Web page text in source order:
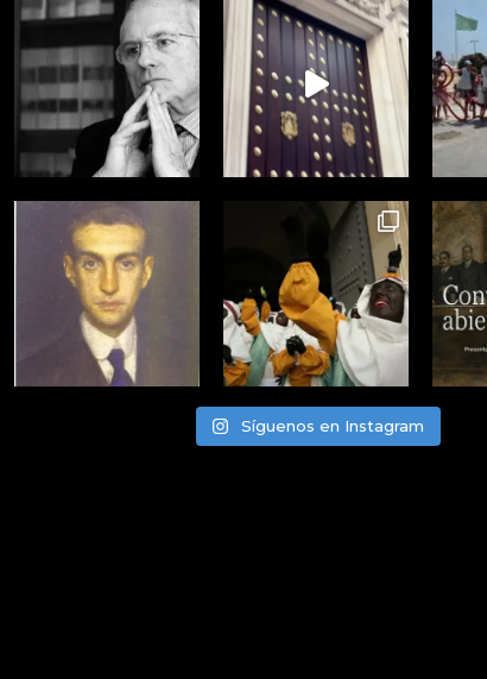
Síguenos en Instagram